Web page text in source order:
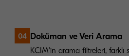
04 Doküman ve Veri Arama
KCIM'in arama filtreleri, farklı